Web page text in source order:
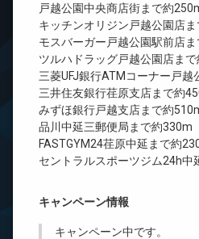
戸越公園中央商店街まで約
キッチンオリジン戸越公園店
モスバーガー戸越公園駅前店
ツルハドラッグ戸越公園店ま
三菱UFJ銀行ATMコーナー戸
三井住友銀行荏原支店まで約
みずほ銀行戸越支店まで約
品川中延三郵便局まで約330m
FASTGYM24荏原中延まで約
セントラルスポーツジム24h中
キャンペーン情報
キャンペーン中です。